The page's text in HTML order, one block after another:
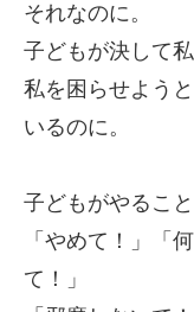
それなのに。
子どもが決して
私を困らせよう
いるのに。
子どもがやるこ
「やめて！」「
て！」